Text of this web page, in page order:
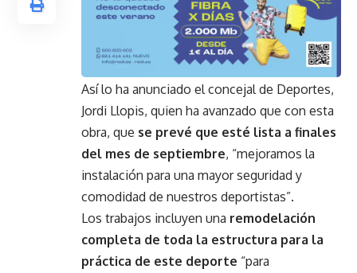
Así lo ha anunciado el concejal de Deportes,
Jordi Llopis, quien ha avanzado que con esta
obra, que se prevé que esté lista a finales
del mes de septiembre, “mejoramos la
instalación para una mayor seguridad y
comodidad de nuestros deportistas”.
Los trabajos incluyen una remodelación
completa de toda la estructura para la
práctica de este deporte “para